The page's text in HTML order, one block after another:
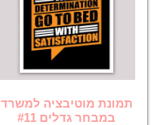
תמונת מוטיבציה למשרד
במבחר גדלים #11